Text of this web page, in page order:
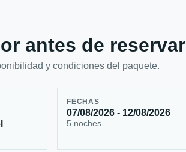
antes de reservar
y condiciones del paquete.
FECHAS
07/08/2026 - 12/08/2026
5 noches